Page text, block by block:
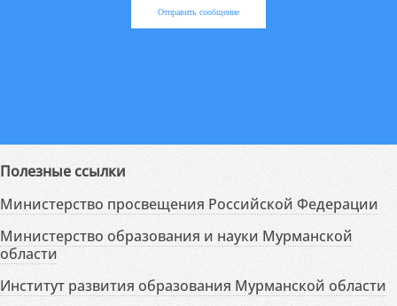
Отправить сообщение
Полезные ссылки
Министерство просвещения Российской Федерации
Министерство образования и науки Мурманской
области
Институт развития образования Мурманской области